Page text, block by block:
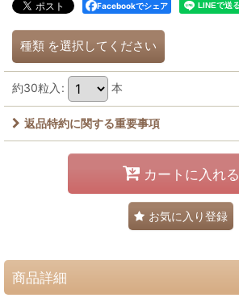
Facebookでシェア
種類 を選択してください
約30粒入 : 本
返品特約に関する重要事項
カートに入れる
お気に入り登録
商品詳細